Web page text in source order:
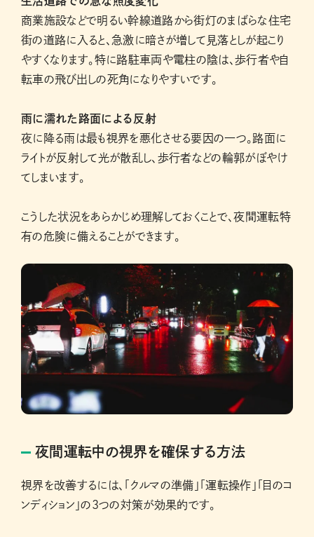
商業施設などで明るい幹線道路から街灯のまばらな住宅
街の道路に入ると、急激に暗さが増して見落としが起こり
やすくなります。特に路駐車両や電柱の陰は、歩行者や自
転車の飛び出しの死角になりやすいです。
雨に濡れた路面による反射
夜に降る雨は最も視界を悪化させる要因の一つ。路面に
ライトが反射して光が散乱し、歩行者などの輪郭がぼやけ
てしまいます。
こうした状況をあらかじめ理解しておくことで、夜間運転特
有の危険に備えることができます。
夜間運転中の視界を確保する方法
視界を改善するには、「クルマの準備」「運転操作」「目のコ
ンディション」の3つの対策が効果的です。